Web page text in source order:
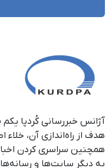
همچنین سراسری کردن
به دیگر سایت‌ها و